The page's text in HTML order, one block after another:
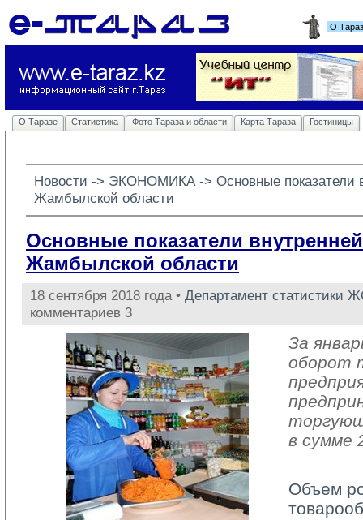
О
О Таразе Статистика Фото Тараза и области Карта Тараза Гостиницы
Новости -> ЭКОНОМИКА -> Основные показатели
Жамбылской области
Основные показатели
Жамбылской области
18 сентября 2018 года • Департамент статистики
комментариев 3
За
оборот
в сумме
Объем